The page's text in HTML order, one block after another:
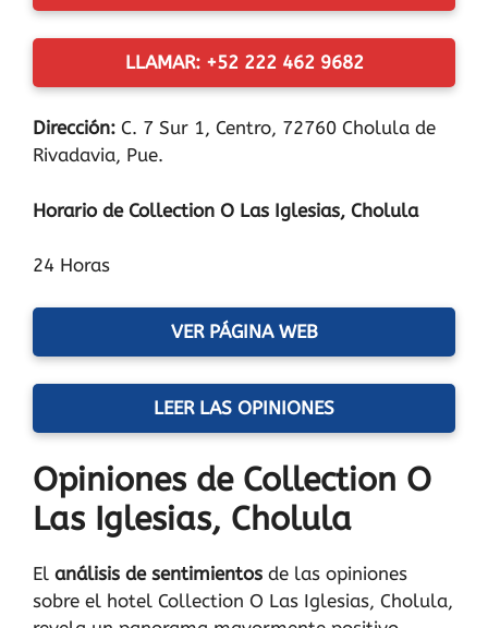
LLAMAR: +52 222 462 9682
Dirección: C. 7 Sur 1, Centro, 72760 Cholula de
Rivadavia, Pue.
Horario de Collection O Las Iglesias, Cholula
24 Horas
VER PÁGINA WEB
LEER LAS OPINIONES
Opiniones de Collection O
Las Iglesias, Cholula
El análisis de sentimientos de las opiniones
sobre el hotel Collection O Las Iglesias, Cholula,